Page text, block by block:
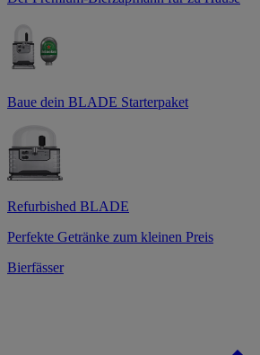
Baue dein BLADE Starterpaket
Refurbished BLADE
Perfekte Getränke zum kleinen Preis
Bierfässer